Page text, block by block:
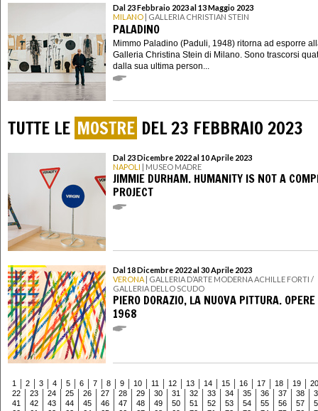
Dal 23 Febbraio 2023 al 13 Maggio 2023
MILANO | GALLERIA CHRISTIAN STEIN
PALADINO
Mimmo Paladino (Paduli, 1948) ritorna ad esporre
Galleria Christina Stein di Milano. Sono trascorsi
dalla sua ultima person...
TUTTE LE MOSTRE DEL 23 FEBBRAIO 2023
Dal 23 Dicembre 2022 al 10 Aprile 2023
NAPOLI | MUSEO MADRE
JIMMIE DURHAM. HUMANITY IS NOT A
PROJECT
Dal 18 Dicembre 2022 al 30 Aprile 2023
VERONA | GALLERIA D’ARTE MODERNA ACHILLE FORTI /
GALLERIA DELLO SCUDO
PIERO DORAZIO, LA NUOVA PITTURA.
1968
1 2 3 4 5 6 7 8 9 10 11 12 13 14 15 16 17 18 19
20
22
23 24 25 26 27 28 29 30 31 32 33 34 35 36 37 38
41
42 43 44 45 46 47 48 49 50 51 52 53 54 55 56 57